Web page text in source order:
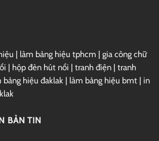
| làm bảng hiệu tphcm | gia công chữ
| hộp đèn hút nổi | tranh điện | tranh
bảng hiệu đaklak | làm bảng hiệu bmt | in
BẢN TIN